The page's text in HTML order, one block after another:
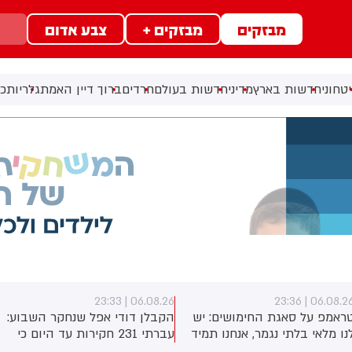
מבזקים מבזקים + צבע אדום
חדשות בארץמדיניחדשות בעולםחרדיםברוך דיין האמתגלריות
06.08.26 |
על סאגת החימושים: יש
מלאי בלתי נגמר, אנחנו תמיד
06.08.26 | 23:33
הקבלן דודי אפל שנחקר השבוע:
עברתי 231 חקירות עד היום כי